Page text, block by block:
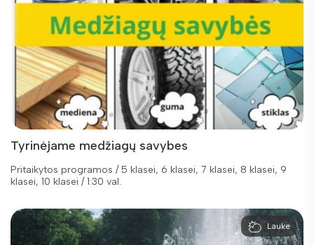
Tyrinėjame medžiagų savybes
Pritaikytos programos / 5 klasei, 6 klasei, 7 klasei, 8 klasei, 9
klasei, 10 klasei / 1:30 val.
Lauke